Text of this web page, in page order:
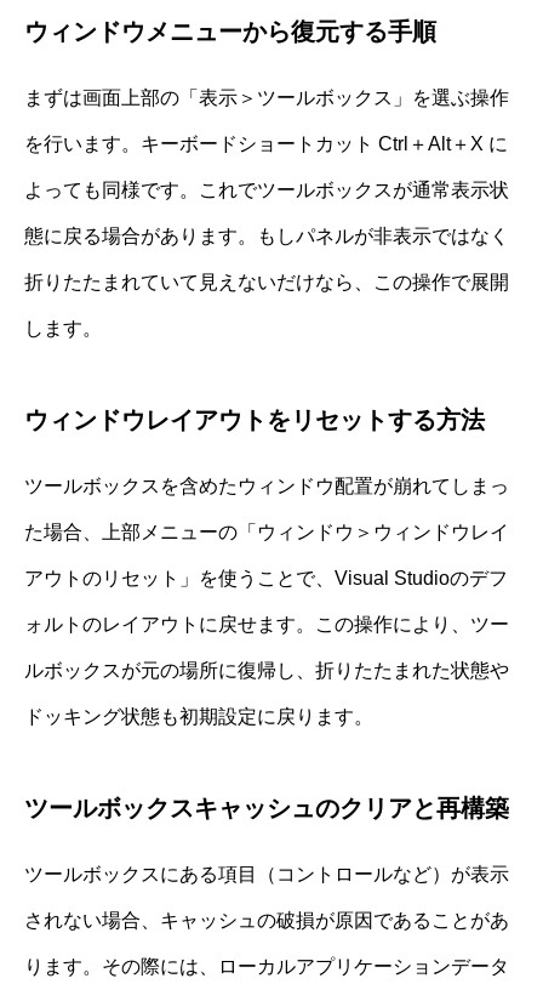
ウィンドウメニューから復元する手順
まずは画面上部の「表示＞ツールボックス」を選ぶ操作
を行います。キーボードショートカット Ctrl＋Alt＋X に
よっても同様です。これでツールボックスが通常表示状
態に戻る場合があります。もしパネルが非表示ではなく
折りたたまれていて見えないだけなら、この操作で展開
します。
ウィンドウレイアウトをリセットする方法
ツールボックスを含めたウィンドウ配置が崩れてしまっ
た場合、上部メニューの「ウィンドウ＞ウィンドウレイ
アウトのリセット」を使うことで、Visual Studioのデフ
ォルトのレイアウトに戻せます。この操作により、ツー
ルボックスが元の場所に復帰し、折りたたまれた状態や
ドッキング状態も初期設定に戻ります。
ツールボックスキャッシュのクリアと再構築
ツールボックスにある項目（コントロールなど）が表示
されない場合、キャッシュの破損が原因であることがあ
ります。その際には、ローカルアプリケーションデータ